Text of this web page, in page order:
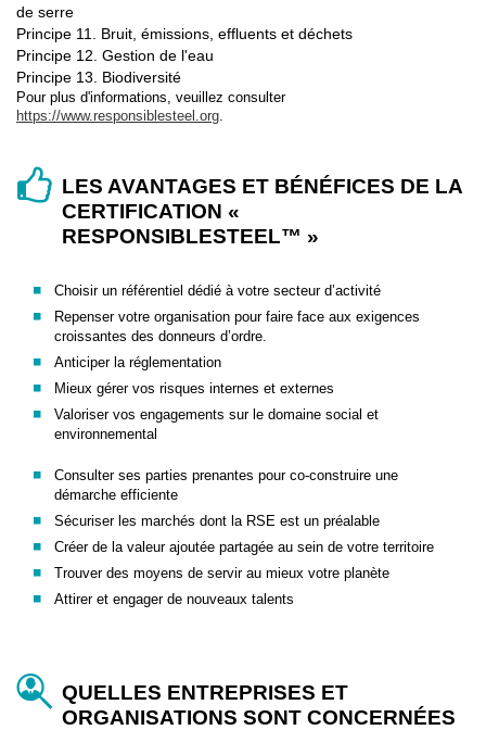
de serre
Principe 11. Bruit, émissions, effluents et déchets
Principe 12. Gestion de l'eau
Principe 13. Biodiversité
Pour plus d'informations, veuillez consulter
https://www.responsiblesteel.org.
LES AVANTAGES ET BÉNÉFICES DE LA
CERTIFICATION «
RESPONSIBLESTEEL™ »
Choisir un référentiel dédié à votre secteur d’activité
Repenser votre organisation pour faire face aux exigences
croissantes des donneurs d’ordre.
Anticiper la réglementation
Mieux gérer vos risques internes et externes
Valoriser vos engagements sur le domaine social et
environnemental
Consulter ses parties prenantes pour co-construire une
démarche efficiente
Sécuriser les marchés dont la RSE est un préalable
Créer de la valeur ajoutée partagée au sein de votre territoire
Trouver des moyens de servir au mieux votre planète
Attirer et engager de nouveaux talents
QUELLES ENTREPRISES ET
ORGANISATIONS SONT CONCERNÉES